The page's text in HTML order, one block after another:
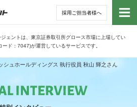
採用ご担当者様へ
ェントは、東京証券取引所グロース市場に上場してい
ード：7047)が運営しているサービスです。
トッ
シュホールディングス 執行役員 秋山 輝之さん